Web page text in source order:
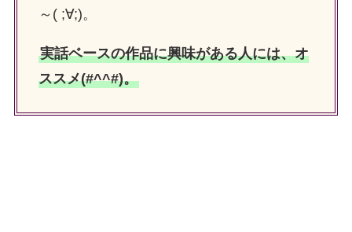
～( ;∀;)。
実話ベースの作品に興味がある人には、オ
ススメ(#^^#)。